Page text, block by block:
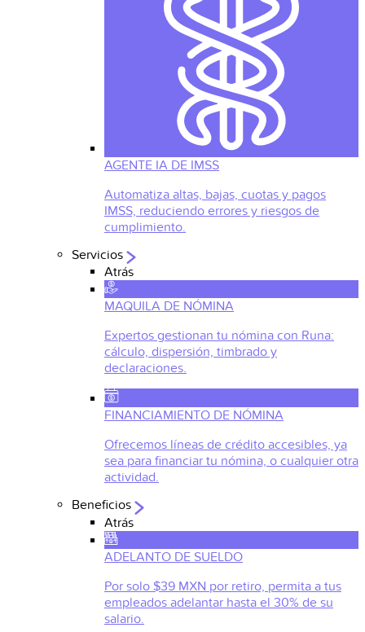
AGENTE IA DE IMSS
Automatiza altas, bajas, cuotas y pagos
IMSS, reduciendo errores y riesgos de
cumplimiento.
Servicios
Atrás
MAQUILA DE NÓMINA
Expertos gestionan tu nómina con Runa:
cálculo, dispersión, timbrado y
declaraciones.
FINANCIAMIENTO DE NÓMINA
Ofrecemos líneas de crédito accesibles, ya
sea para financiar tu nómina, o cualquier otra
actividad.
Beneficios
Atrás
ADELANTO DE SUELDO
Por solo $39 MXN por retiro, permita a tus
empleados adelantar hasta el 30% de su
salario.